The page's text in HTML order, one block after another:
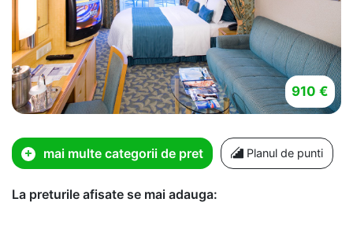
910 €
mai multe categorii de pret Planul de punti
La preturile afisate se mai adauga: